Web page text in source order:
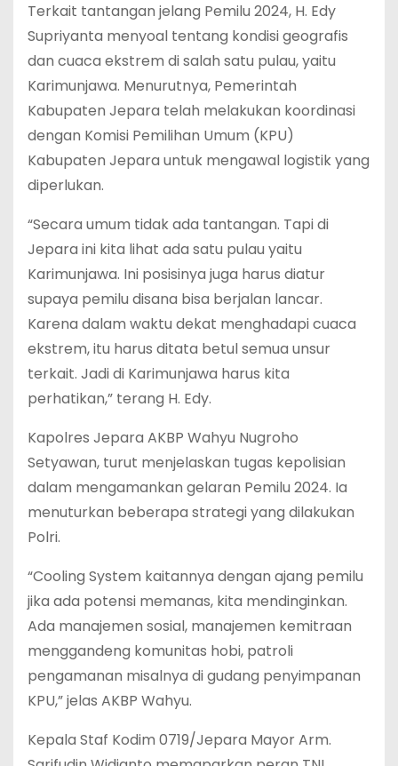
Terkait tantangan jelang Pemilu 2024, H. Edy
Supriyanta menyoal tentang kondisi geografis
dan cuaca ekstrem di salah satu pulau, yaitu
Karimunjawa. Menurutnya, Pemerintah
Kabupaten Jepara telah melakukan koordinasi
dengan Komisi Pemilihan Umum (KPU)
Kabupaten Jepara untuk mengawal logistik yang
diperlukan.
“Secara umum tidak ada tantangan. Tapi di
Jepara ini kita lihat ada satu pulau yaitu
Karimunjawa. Ini posisinya juga harus diatur
supaya pemilu disana bisa berjalan lancar.
Karena dalam waktu dekat menghadapi cuaca
ekstrem, itu harus ditata betul semua unsur
terkait. Jadi di Karimunjawa harus kita
perhatikan,” terang H. Edy.
Kapolres Jepara AKBP Wahyu Nugroho
Setyawan, turut menjelaskan tugas kepolisian
dalam mengamankan gelaran Pemilu 2024. Ia
menuturkan beberapa strategi yang dilakukan
Polri.
“Cooling System kaitannya dengan ajang pemilu
jika ada potensi memanas, kita mendinginkan.
Ada manajemen sosial, manajemen kemitraan
menggandeng komunitas hobi, patroli
pengamanan misalnya di gudang penyimpanan
KPU,” jelas AKBP Wahyu.
Kepala Staf Kodim 0719/Jepara Mayor Arm.